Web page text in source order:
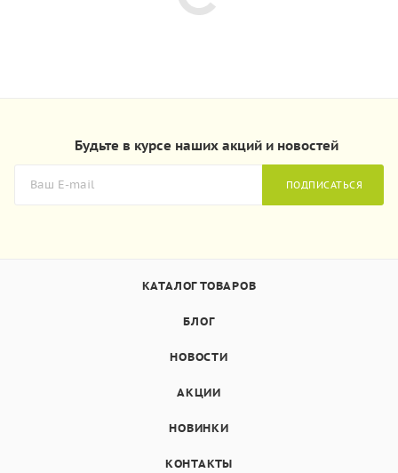
Будьте в курсе наших акций и новостей
ПОДПИСАТЬСЯ
КАТАЛОГ ТОВАРОВ
БЛОГ
НОВОСТИ
АКЦИИ
НОВИНКИ
КОНТАКТЫ